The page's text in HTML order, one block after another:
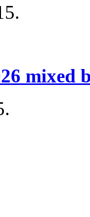
mixed